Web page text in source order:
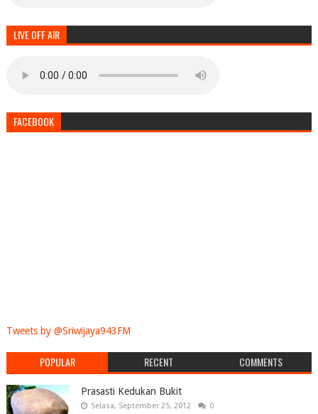
LIVE OFF AIR
FACEBOOK
Tweets by @Sriwijaya943FM
POPULAR RECENT COMMENTS
Prasasti Kedukan Bukit
Selasa, September 25, 2012 0